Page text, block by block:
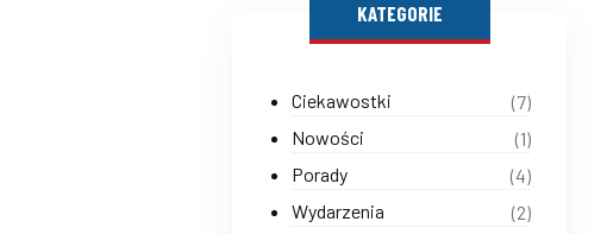
KATEGORIE
Ciekawostki
(7)
Nowości
(1)
Porady
(4)
Wydarzenia
(2)